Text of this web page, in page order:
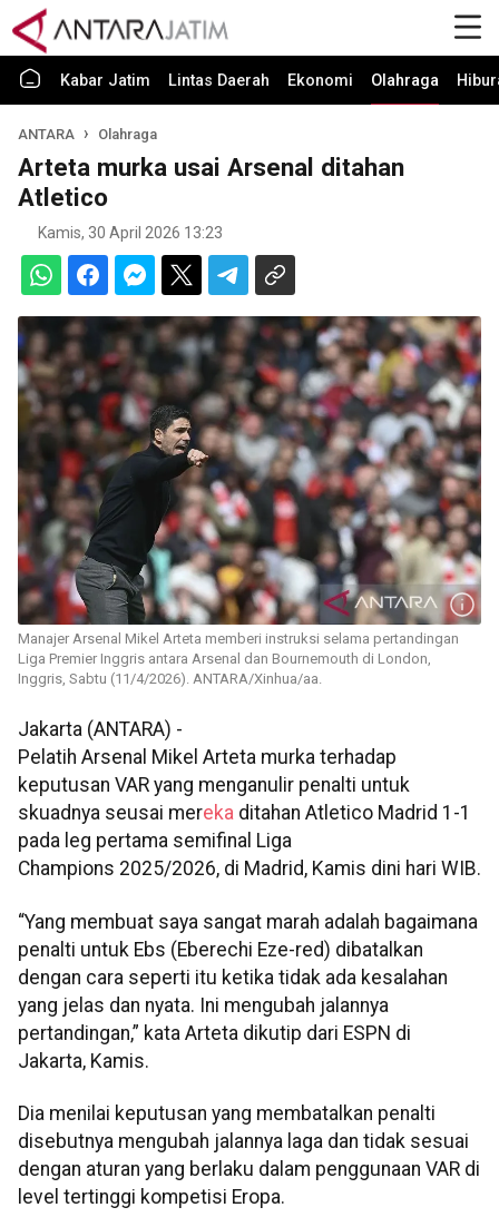
Kabar Jatim Lintas Daerah Ekonomi Olahraga
ANTARA Olahraga
Arteta murka usai Arsenal ditahan
Atletico
Kamis, 30 April 2026 13:23
Manajer Arsenal Mikel Arteta memberi instruksi selama pertandingan
Liga Premier Inggris antara Arsenal dan Bournemouth di London,
Inggris, Sabtu (11/4/2026). ANTARA/Xinhua/aa.
Jakarta (ANTARA) -
Pelatih Arsenal Mikel Arteta murka terhadap
keputusan VAR yang menganulir penalti untuk
skuadnya seusai mereka ditahan Atletico Madrid 1-1
pada leg pertama semifinal Liga
Champions 2025/2026, di Madrid, Kamis dini hari WIB.
“Yang membuat saya sangat marah adalah bagaimana
penalti untuk Ebs (Eberechi Eze-red) dibatalkan
dengan cara seperti itu ketika tidak ada kesalahan
yang jelas dan nyata. Ini mengubah jalannya
pertandingan,” kata Arteta dikutip dari ESPN di
Jakarta, Kamis.
Dia menilai keputusan yang membatalkan penalti
disebutnya mengubah jalannya laga dan tidak sesuai
dengan aturan yang berlaku dalam penggunaan VAR di
level tertinggi kompetisi Eropa.